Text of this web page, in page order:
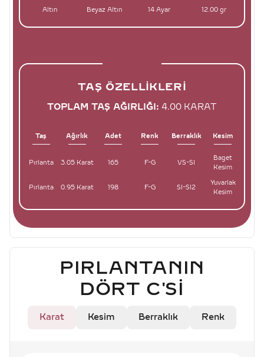
Altın Beyaz Altın 14 Ayar 12.00 gr
TAŞ ÖZELLIKLERI
TOPLAM TAŞ AĞIRLIĞI: 4.00 KARAT
Taş Ağırlık Adet Renk Berraklık Kesim
Pırlanta 3.05 Karat 165 F-G VS-SI
Baget
Kesim
Pırlanta 0.95 Karat 198 F-G SI-SI2
Yuvarlak
Kesim
PIRLANTANIN
DÖRT C'SI
Karat Kesim Berraklık Renk